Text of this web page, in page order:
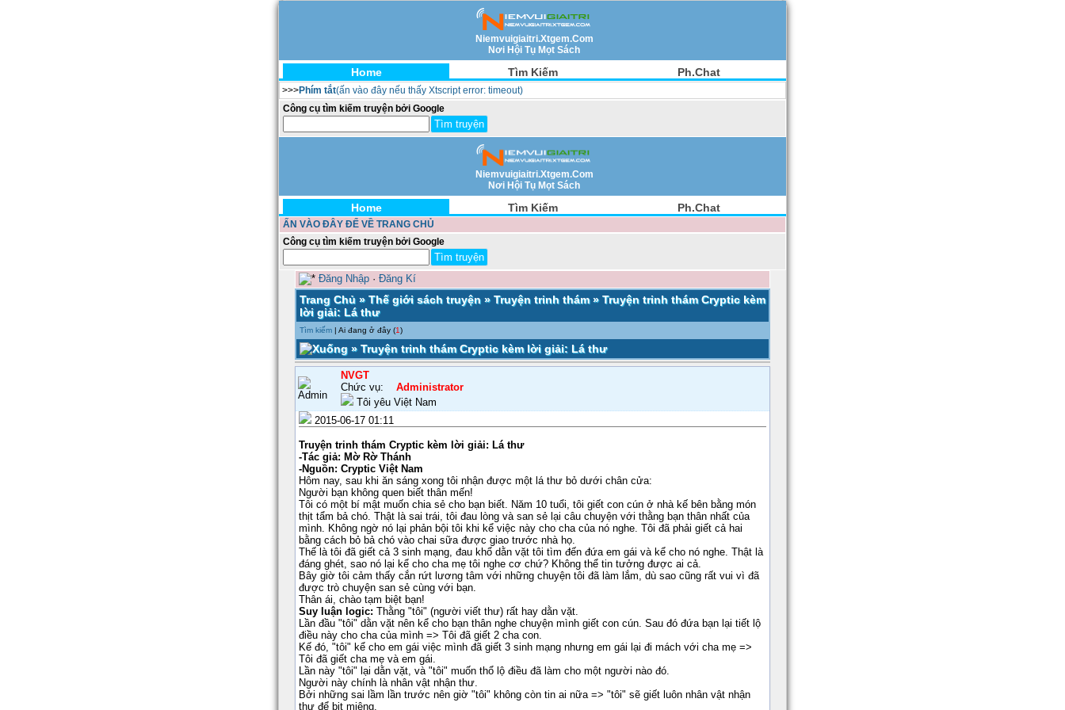
Niemvuigiaitri.Xtgem.Com
Nơi Hội Tụ Mọt Sách
Home Tìm Kiếm Ph.Chat
>>>Phím tắt(ấn vào đây nếu thấy Xtscript error: timeout)
Công cụ tìm kiếm truyện bởi Google
Niemvuigiaitri.Xtgem.Com
Nơi Hội Tụ Mọt Sách
Home Tìm Kiếm Ph.Chat
ẤN VÀO ĐÂY ĐỂ VỀ TRANG CHỦ
Công cụ tìm kiếm truyện bởi Google
Đăng Nhập · Đăng Kí
Trang Chủ » Thế giới sách truyện » Truyện trinh thám» Truyện trinh thám Cryptic kèm
lời giải: Lá thư
Tìm kiếm | Ai đang ở đây (1)
» Truyện trinh thám Cryptic kèm lời giải: Lá thư
NVGT
Chức vụ: Administrator
Tôi yêu Việt Nam
2015-06-17 01:11
Truyện trinh thám Cryptic kèm lời giải: Lá thư
-Tác giả: Mờ Rờ Thánh
-Nguồn: Cryptic Việt Nam
Hôm nay, sau khi ăn sáng xong tôi nhận được một lá thư bỏ dưới chân cửa:
Người bạn không quen biết thân mến!
Tôi có một bí mật muốn chia sẻ cho bạn biết. Năm 10 tuổi, tôi giết con cún ở nhà kế bên bằng món
thịt tẩm bả chó. Thật là sai trái, tôi đau lòng và san sẻ lại câu chuyện với thằng bạn thân nhất của
mình. Không ngờ nó lại phản bội tôi khi kể việc này cho cha của nó nghe. Tôi đã phải giết cả hai
bằng cách bỏ bả chó vào chai sữa được giao trước nhà họ.
Thế là tôi đã giết cả 3 sinh mạng, đau khổ dằn vặt tôi tìm đến đứa em gái và kể cho nó nghe. Thật là
đáng ghét, sao nó lại kể cho cha mẹ tôi nghe cơ chứ? Không thể tin tưởng được ai cả.
Bây giờ tôi cảm thấy cắn rứt lương tâm với những chuyện tôi đã làm lắm, dù sao cũng rất vui vì đã
được trò chuyện san sẻ cùng với bạn.
Thân ái, chào tạm biệt bạn!
Suy luận logic: Thằng "tôi" (người viết thư) rất hay dằn vặt.
Lần đầu "tôi" dằn vặt nên kể cho bạn thân nghe chuyện mình giết con cún. Sau đó đứa bạn lại tiết lộ
điều này cho cha của mình => Tôi đã giết 2 cha con.
Kế đó, "tôi" kể cho em gái việc mình đã giết 3 sinh mạng nhưng em gái lại đi mách với cha mẹ =>
Tôi đã giết cha mẹ và em gái.
Lần này "tôi" lại dằn vặt, và "tôi" muốn thổ lộ điều đã làm cho một người nào đó.
Người này chính là nhân vật nhận thư.
Bởi những sai lầm lần trước nên giờ "tôi" không còn tin ai nữa => "tôi" sẽ giết luôn nhân vật nhận
thư để bịt miệng.